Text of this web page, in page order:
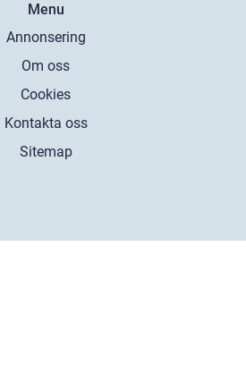
Menu
Annonsering
Om oss
Cookies
Kontakta oss
Sitemap